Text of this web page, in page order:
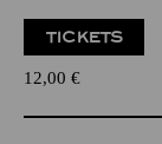
TICKETS
12,00 €